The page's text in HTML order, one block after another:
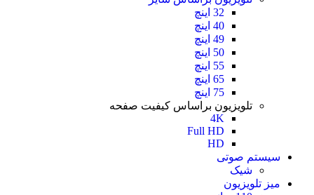
32 اینچ
40 اینچ
49 اینچ
50 اینچ
55 اینچ
65 اینچ
75 اینچ
تلویزیون براساس کیفیت صفحه
4K
Full HD
HD
سیستم صوتی
شیک
میز تلویزیون